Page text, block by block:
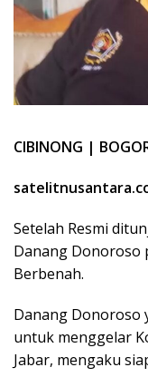
CIBINONG |
Setelah Resmi
Danang Donoroso
Berbenah.
Danang Donoroso
untuk menggelar
Jabar, mengaku